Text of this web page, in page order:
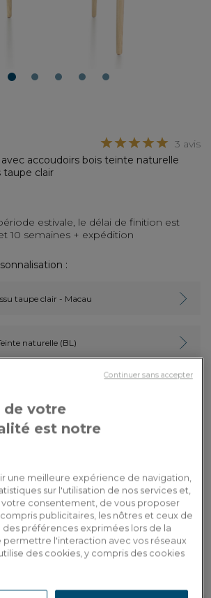
1 2 3 4 5
3 avis
accoudoirs bois teinte naturelle
taupe clair
estivale, le délai de finition est
10 semaines + expédition
:
taupe clair - Macau
naturelle (BL)
ou
AJOUTER AU PANIER
mesure
de livraison par pays
de votre
est notre
une meilleure expérience de navigation,
sur l'utilisation de nos services et,
votre consentement, de vous proposer
publicitaires, les nôtres et ceux de
préférences exprimées lors de la
permettre l'interaction avec vos réseaux
des cookies, y compris des cookies
Continuer sans accepter